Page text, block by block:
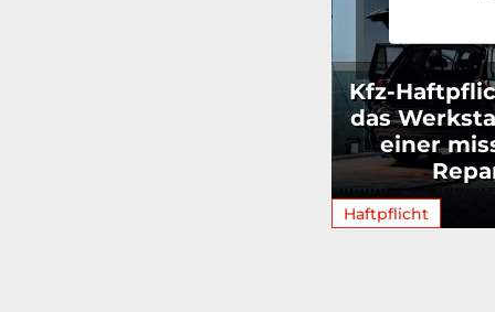
Kfz-
das
einer
Haftpflicht